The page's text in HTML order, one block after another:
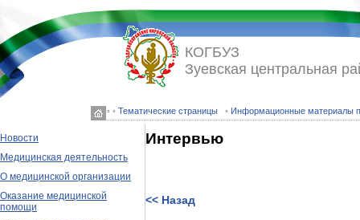
◦ ◦ Тематические страницы ◦ Информационные материалы
КОГБУЗ
Зуевская центральная
Новости
Медицинская деятельность
О медицинской организации
Оказание медицинской
помощи
Интервью
<< Назад